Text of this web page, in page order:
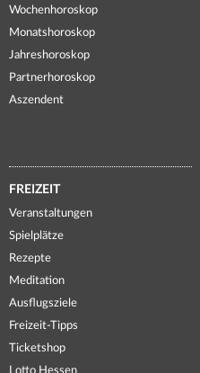
Wochenhoroskop
Monatshoroskop
Jahreshoroskop
Partnerhoroskop
Aszendent
FREIZEIT
Veranstaltungen
Spielplätze
Rezepte
Meditation
Ausflugsziele
Freizeit-Tipps
Ticketshop
Lotto Hessen